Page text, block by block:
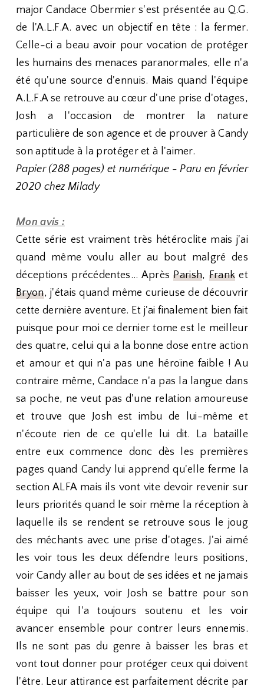
major Candace Obermier s'est présentée au Q.G.
de l'A.L.F.A. avec un objectif en tête : la fermer.
Celle-ci a beau avoir pour vocation de protéger
les humains des menaces paranormales, elle n'a
été qu'une source d'ennuis. Mais quand l'équipe
A.L.F.A se retrouve au cœur d'une prise d'otages,
Josh a l'occasion de montrer la nature
particulière de son agence et de prouver à Candy
son aptitude à la protéger et à l'aimer.
Papier (288 pages) et numérique - Paru en février
2020 chez Milady
Mon avis :
Cette série est vraiment très hétéroclite mais j'ai
quand même voulu aller au bout malgré des
déceptions précédentes... AprèsParish, Frank et
Bryon, j'étais quand même curieuse de découvrir
cette dernière aventure. Et j'ai finalement bien fait
puisque pour moi ce dernier tome est le meilleur
des quatre, celui qui a la bonne dose entre action
et amour et qui n'a pas une héroïne faible ! Au
contraire même, Candace n'a pas la langue dans
sa poche, ne veut pas d'une relation amoureuse
et trouve que Josh est imbu de lui-même et
n'écoute rien de ce qu'elle lui dit. La bataille
entre eux commence donc dès les premières
pages quand Candy lui apprend qu'elle ferme la
section ALFA mais ils vont vite devoir revenir sur
leurs priorités quand le soir même la réception à
laquelle ils se rendent se retrouve sous le joug
des méchants avec une prise d'otages. J'ai aimé
les voir tous les deux défendre leurs positions,
voir Candy aller au bout de ses idées et ne jamais
baisser les yeux, voir Josh se battre pour son
équipe qui l'a toujours soutenu et les voir
avancer ensemble pour contrer leurs ennemis.
Ils ne sont pas du genre à baisser les bras et
vont tout donner pour protéger ceux qui doivent
l'être. Leur attirance est parfaitement décrite par